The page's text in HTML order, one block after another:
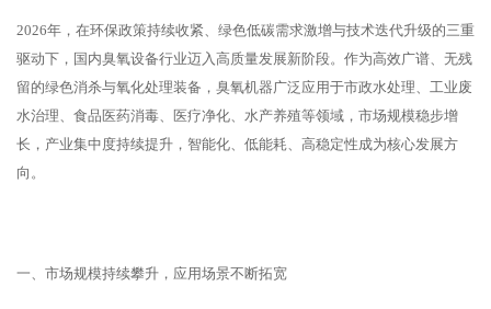
2026年，在环保政策持续收紧、绿色低碳需求激增与技术迭代升级的三重
驱动下，国内臭氧设备行业迈入高质量发展新阶段。作为高效广谱、无残
留的绿色消杀与氧化处理装备，臭氧机器广泛应用于市政水处理、工业废
水治理、食品医药消毒、医疗净化、水产养殖等领域，市场规模稳步增
长，产业集中度持续提升，智能化、低能耗、高稳定性成为核心发展方
向。
一、市场规模持续攀升，应用场景不断拓宽